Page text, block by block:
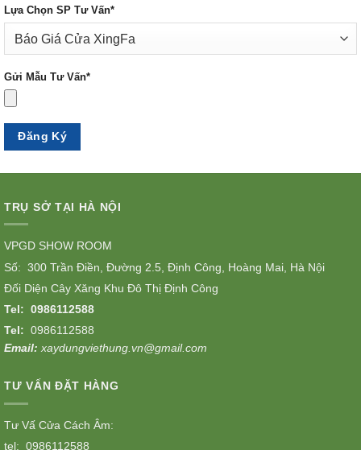
Lựa Chọn SP Tư Vấn*
Gửi Mẫu Tư Vấn*
TRỤ SỞ TẠI HÀ NỘI
VPGD SHOW ROOM
Số: 300 Trần Điền, Đường 2.5, Định Công, Hoàng Mai, Hà Nội
Đối Diện Cây Xăng Khu Đô Thị Định Công
Tel: 0986112588
Tel: 0986112588
Email: xaydungviethung.vn@gmail.com
TƯ VẤN ĐẶT HÀNG
Tư Vấ Cửa Cách Âm:
tel: 0986112588